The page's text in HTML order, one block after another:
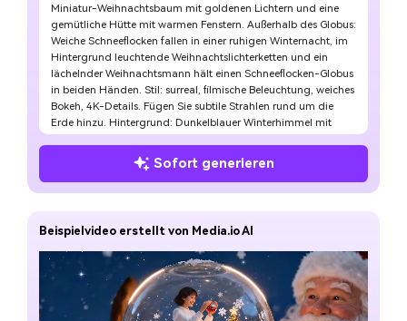
Miniatur-Weihnachtsbaum mit goldenen Lichtern und eine
gemütliche Hütte mit warmen Fenstern. Außerhalb des Globus:
Weiche Schneeflocken fallen in einer ruhigen Winternacht, im
Hintergrund leuchtende Weihnachtslichterketten und ein
lächelnder Weihnachtsmann hält einen Schneeflocken-Globus
in beiden Händen. Stil: surreal, filmische Beleuchtung, weiches
Bokeh, 4K-Details. Fügen Sie subtile Strahlen rund um die
Erde hinzu. Hintergrund: Dunkelblauer Winterhimmel mit
Sofort generieren
Beispielvideo erstellt von Media.io AI